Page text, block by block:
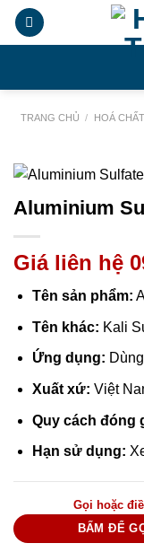
Chuyển
đến
TRANG CHỦ / HOÁ CHẤT
Aluminium
Giá liên hệ
Tên sản phẩm:
Tên khác: Kali
Ứng dụng:
Xuất xứ: Việt
Quy cách đóng
Hạn sử dụng:
Gọi hoặc
BẤM ĐỂ